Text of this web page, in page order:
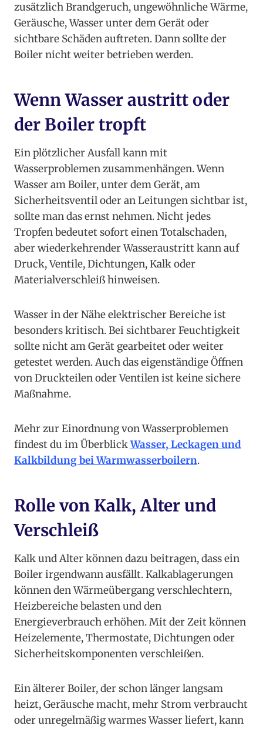
zusätzlich Brandgeruch, ungewöhnliche Wärme,
Geräusche, Wasser unter dem Gerät oder
sichtbare Schäden auftreten. Dann sollte der
Boiler nicht weiter betrieben werden.
Wenn Wasser austritt oder
der Boiler tropft
Ein plötzlicher Ausfall kann mit
Wasserproblemen zusammenhängen. Wenn
Wasser am Boiler, unter dem Gerät, am
Sicherheitsventil oder an Leitungen sichtbar ist,
sollte man das ernst nehmen. Nicht jedes
Tropfen bedeutet sofort einen Totalschaden,
aber wiederkehrender Wasseraustritt kann auf
Druck, Ventile, Dichtungen, Kalk oder
Materialverschleiß hinweisen.
Wasser in der Nähe elektrischer Bereiche ist
besonders kritisch. Bei sichtbarer Feuchtigkeit
sollte nicht am Gerät gearbeitet oder weiter
getestet werden. Auch das eigenständige Öffnen
von Druckteilen oder Ventilen ist keine sichere
Maßnahme.
Mehr zur Einordnung von Wasserproblemen
findest du im ÜberblickWasser, Leckagen und
Kalkbildung bei Warmwasserboilern.
Rolle von Kalk, Alter und
Verschleiß
Kalk und Alter können dazu beitragen, dass ein
Boiler irgendwann ausfällt. Kalkablagerungen
können den Wärmeübergang verschlechtern,
Heizbereiche belasten und den
Energieverbrauch erhöhen. Mit der Zeit können
Heizelemente, Thermostate, Dichtungen oder
Sicherheitskomponenten verschleißen.
Ein älterer Boiler, der schon länger langsam
heizt, Geräusche macht, mehr Strom verbraucht
oder unregelmäßig warmes Wasser liefert, kann